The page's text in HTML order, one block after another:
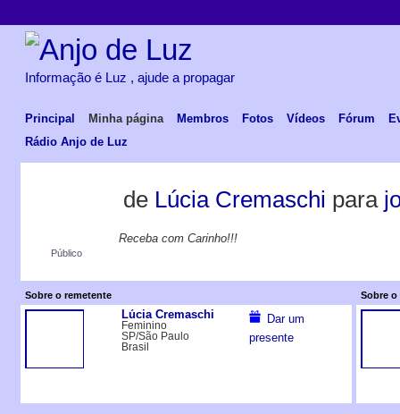
Informação é Luz , ajude a propagar
Principal Minha página Membros Fotos Vídeos Fórum
Rádio Anjo de Luz
Público
de Lúcia Cremaschi para
Receba com Carinho!!!
Sobre o remetente
Lúcia Cremaschi
Feminino
SP/São Paulo
Brasil
Dar um
presente
Sobre